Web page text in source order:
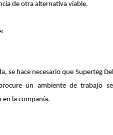
de otra alternativa viable.
se hace necesario que Superteg
un ambiente de trabajo
en la compañía.